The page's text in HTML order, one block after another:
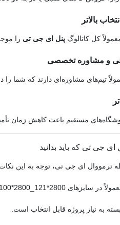
کل کاتالوگپنل ای جی تی را
تیم‌های مشاوره‌ای دارند که شما را
مستقیم باعث کاهش زمان
جی تی که باید بدانید
ترمووال ای جی تی، توجه به این
2800*121_2800*100_2800*128 میلیمتر عرضه می‌شوند.